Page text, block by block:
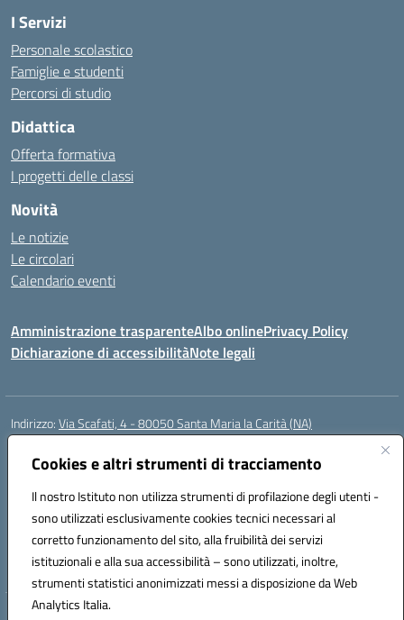
Cookies e altri strumenti di tracciamento
Il nostro Istituto non utilizza strumenti di profilazione degli utenti -
sono utilizzati esclusivamente cookies tecnici necessari al
corretto funzionamento del sito, alla fruibilità dei servizi
istituzionali e alla sua accessibilità – sono utilizzati, inoltre,
strumenti statistici anonimizzati messi a disposizione da Web
Analytics Italia.
I Servizi
Personale scolastico
Famiglie e studenti
Percorsi di studio
Didattica
Offerta formativa
I progetti delle classi
Novità
Le notizie
Le circolari
Calendario eventi
Amministrazione trasparenteAlbo onlinePrivacy Policy
Dichiarazione di accessibilitàNote legali
Indirizzo:Via Scafati, 4 - 80050 Santa Maria la Carità (NA)
Centralino:
Posta elettronica certificata (PEC):NAEE21900T@pec.istruzione.it
Codice fiscale: 90016250632
Codice meccanografico:NAEE21900T
Codice Indice delle Pubbliche Amministrazioni (IPA): istsc_naee21900t
Codice unico di fatturazione (CUF): UFZ0X6